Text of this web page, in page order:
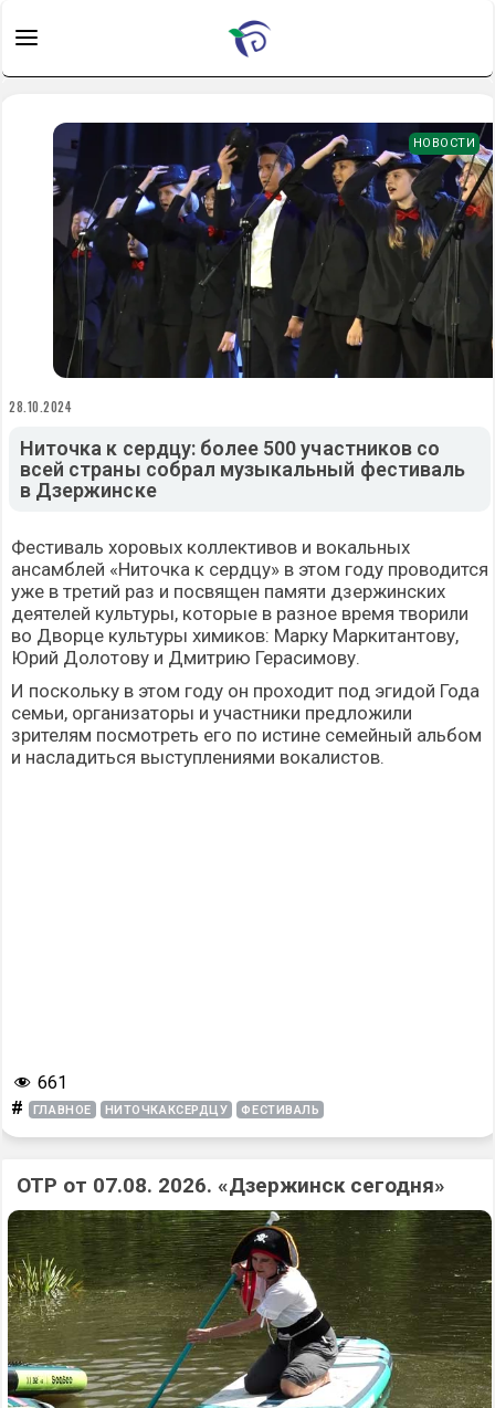
НОВОСТИ
28.10.2024
Ниточка к сердцу: более 500 участников со
всей страны собрал музыкальный фестиваль
в Дзержинске
Фестиваль хоровых коллективов и вокальных
ансамблей «Ниточка к сердцу» в этом году проводится
уже в третий раз и посвящен памяти дзержинских
деятелей культуры, которые в разное время творили
во Дворце культуры химиков: Марку Маркитантову,
Юрий Долотову и Дмитрию Герасимову.
И поскольку в этом году он проходит под эгидой Года
семьи, организаторы и участники предложили
зрителям посмотреть его по истине семейный альбом
и насладиться выступлениями вокалистов.
661
# ГЛАВНОЕ НИТОЧКАКСЕРДЦУ ФЕСТИВАЛЬ
ОТР от 07.08. 2026. «Дзержинск сегодня»